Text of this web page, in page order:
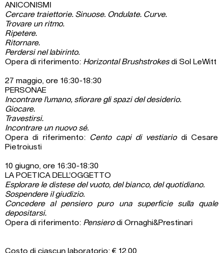
ANICONISMI
Cercare traiettorie. Sinuose. Ondulate. Curve.
Trovare un ritmo.
Ripetere.
Ritornare.
Perdersi nel labirinto.
Opera di riferimento: Horizontal Brushstrokesdi Sol LeWitt
27 maggio, ore 16:30-18:30
PERSONAE
Incontrare l’umano, sfiorare gli spazi del desiderio.
Giocare.
Travestirsi.
Incontrare un nuovo sé.
Opera di riferimento: Cento capi di vestiario di Cesare
Pietroiusti
10 giugno, ore 16:30-18:30
LA POETICA DELL’OGGETTO
Esplorare le distese del vuoto, del bianco, del quotidiano.
Sospendere il giudizio.
Concedere al pensiero puro una superficie sulla quale
depositarsi.
Opera di riferimento: Pensierodi Ornaghi&Prestinari
Costo di ciascun laboratorio: € 12,00